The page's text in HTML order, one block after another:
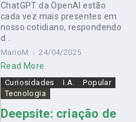
ChatGPT da OpenAI estão
cada vez mais presentes em
nosso cotidiano, respondendo
d...
MarioM 24/04/2025
Read More
Curiosidades I.A.
Popular
Tecnologia
Deepsite: criação de